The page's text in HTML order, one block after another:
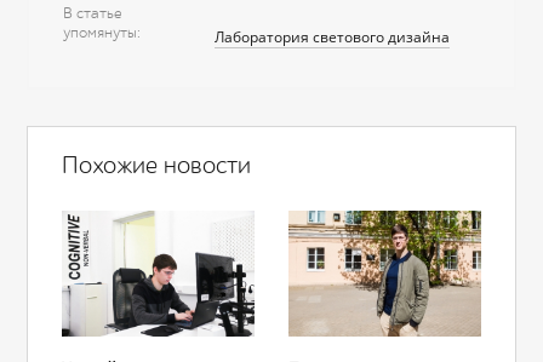
В статье
упомянуты
Лаборатория светового дизайна
Похожие новости